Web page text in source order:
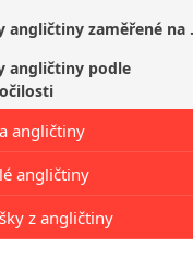
angličtiny zaměřené na
angličtiny podle
angličtiny
angličtiny
z angličtiny